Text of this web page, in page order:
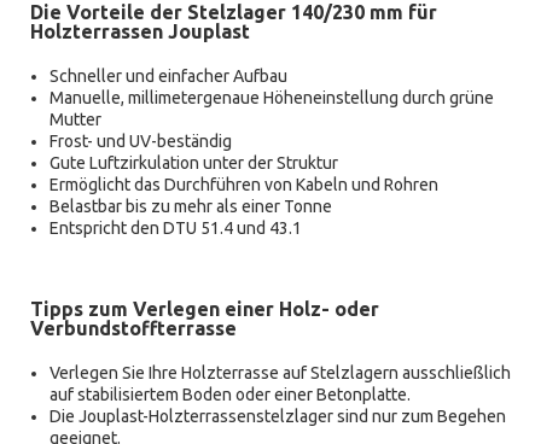
Die Vorteile der Stelzlager 140/230 mm für
Holzterrassen Jouplast
Schneller und einfacher Aufbau
Manuelle, millimetergenaue Höheneinstellung durch grüne
Mutter
Frost- und UV-beständig
Gute Luftzirkulation unter der Struktur
Ermöglicht das Durchführen von Kabeln und Rohren
Belastbar bis zu mehr als einer Tonne
Entspricht den DTU 51.4 und 43.1
Tipps zum Verlegen einer Holz- oder
Verbundstoffterrasse
Verlegen Sie Ihre Holzterrasse auf Stelzlagern ausschließlich
auf stabilisiertem Boden oder einer Betonplatte.
Die Jouplast-Holzterrassenstelzlager sind nur zum Begehen
geeignet.